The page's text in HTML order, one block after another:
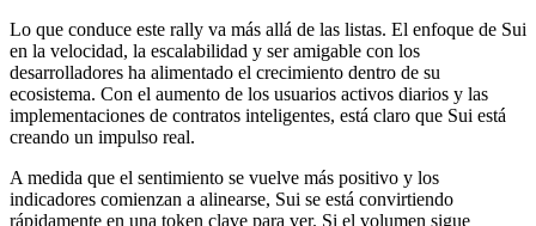
Lo que conduce este rally va más allá de las listas. El enfoque de Sui
en la velocidad, la escalabilidad y ser amigable con los
desarrolladores ha alimentado el crecimiento dentro de su
ecosistema. Con el aumento de los usuarios activos diarios y las
implementaciones de contratos inteligentes, está claro que Sui está
creando un impulso real.
A medida que el sentimiento se vuelve más positivo y los
indicadores comienzan a alinearse, Sui se está convirtiendo
rápidamente en una token clave para ver. Si el volumen sigue